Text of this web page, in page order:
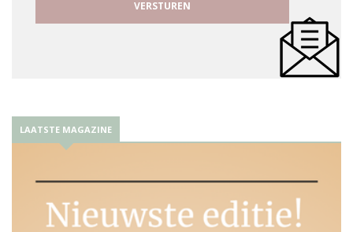
LAATSTE MAGAZINE